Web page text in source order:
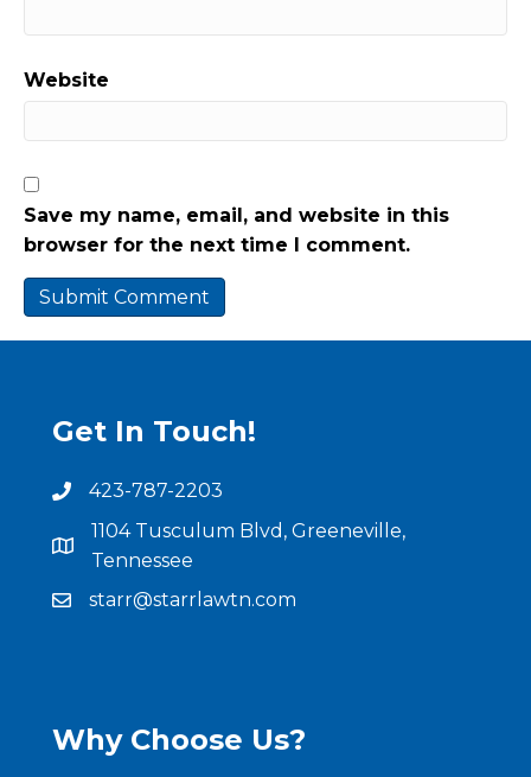
Website
Save my name, email, and website in this
browser for the next time I comment.
Get In Touch!
423-787-2203
1104 Tusculum Blvd, Greeneville,
Tennessee
starr@starrlawtn.com
Why Choose Us?